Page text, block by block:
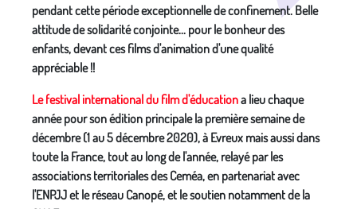
pendant cette période exceptionnelle de confinement. Belle
attitude de solidarité conjointe... pour le bonheur des
enfants, devant ces films d'animation d'une qualité
appréciable !!
Le festival international du film d'éducationa lieu chaque
année pour son édition principale la première semaine de
décembre (1 au 5 décembre 2020), à Evreux mais aussi dans
toute la France, tout au long de l'année, relayé par les
associations territoriales des Ceméa, en partenariat avec
l'ENPJJ et le réseau Canopé, et le soutien notamment de la